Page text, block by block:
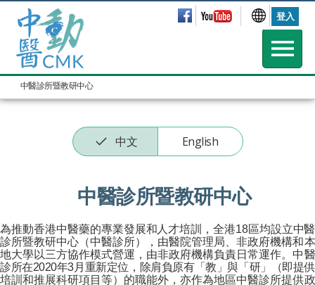
登入
中醫診所暨教研中心
中文 English
中醫診所暨教研中心
為推動香港中醫藥的專業發展和人才培訓，全港18區均設立中醫
診所暨教研中心（中醫診所），由醫院管理局、非政府機構和本
地大學以三方協作模式營運，由非政府機構負責日常運作。中醫
診所在2020年3月重新定位，除肩負原有「教」與「研」（即提供
培訓和推展科研項目等）的職能外，亦作為地區中醫診所提供政